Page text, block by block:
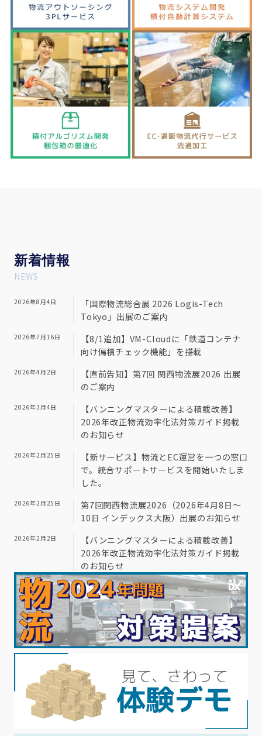
新着情報
NEWS
2026年8月4日
「国際物流総合展 2026 Logis-Tech
Tokyo」出展のご案内
2026年7月16日
【8/1追加】VM-Cloudに「鉄道コンテナ
向け偏積チェック機能」を搭載
2026年4月2日
【直前告知】第7回 関西物流展2026 出展
のご案内
2026年3月4日
【バンニングマスターによる積載改善】
2026年改正物流効率化法対策ガイド掲載
のお知らせ
2026年2月25日
【新サービス】物流とEC運営を一つの窓口
で。統合サポートサービスを開始いたしま
した。
2026年2月25日
第7回関西物流展2026（2026年4月8日～
10日 インデックス大阪）出展のお知らせ
2026年2月2日
【バンニングマスターによる積載改善】
2026年改正物流効率化法対策ガイド掲載
のお知らせ